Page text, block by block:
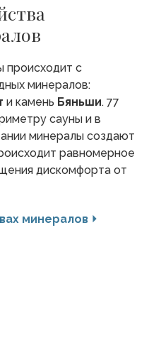
происходит с
минералов:
и камень Бяньши. 77
сауны и в
минералы создают
равномерное
дискомфорта от
минералов ⏵